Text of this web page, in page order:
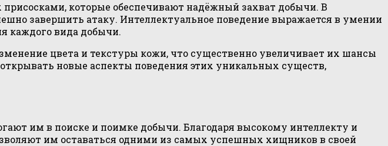
которые обеспечивают надёжный захват добычи. В
завершить атаку. Интеллектуальное поведение выражается в умении
каждого вида добычи.
цвета и текстуры кожи, что существенно увеличивает их шансы
новые аспекты поведения этих уникальных существ,
им в поиске и поимке добычи. Благодаря высокому интеллекту и
им оставаться одними из самых успешных хищников в своей